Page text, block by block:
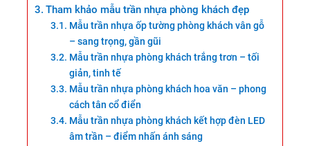
Tham khảo mẫu trần nhựa phòng khách đẹp
Mẫu trần nhựa ốp tường phòng khách vân gỗ
– sang trọng, gần gũi
Mẫu trần nhựa phòng khách trắng trơn – tối
giản, tinh tế
Mẫu trần nhựa phòng khách hoa văn – phong
cách tân cổ điển
Mẫu trần nhựa phòng khách kết hợp đèn LED
âm trần – điểm nhấn ánh sáng